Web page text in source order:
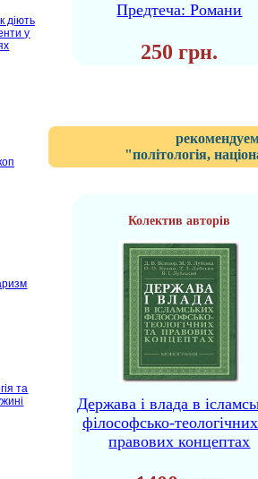
діють
у
та
Предтеча: Романи
250 грн.
"політологія,
Колектив авторів
Держава і влада в
філософсько-
правових концептах